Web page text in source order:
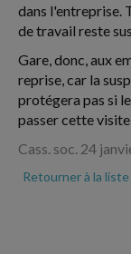
dans l'entreprise.
de travail reste
Gare, donc, aux
reprise, car la
protégera pas si
passer cette
Cass. soc. 24
Retourner à la